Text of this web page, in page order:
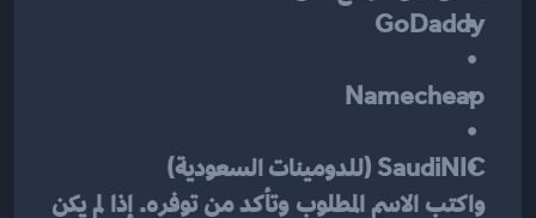
GoDaddy
Namecheap
SaudiNIC (للدومينات السعودية)